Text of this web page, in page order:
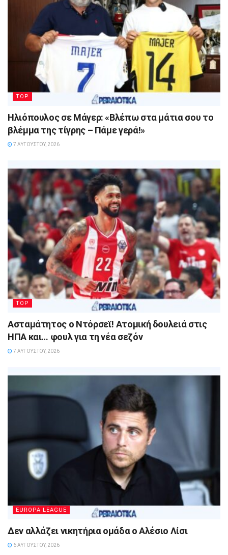
TOP
Ηλιόπουλος σε Μάγερ: «Βλέπω στα μάτια σου το
βλέμμα της τίγρης – Πάμε γερά!»
7 ΑΥΓΟΎΣΤΟΥ, 2026
TOP
Ασταμάτητος ο Ντόρσεϊ! Ατομική δουλειά στις
ΗΠΑ και… φουλ για τη νέα σεζόν
7 ΑΥΓΟΎΣΤΟΥ, 2026
EUROPA LEAGUE
Δεν αλλάζει νικητήρια ομάδα ο Αλέσιο Λίσι
6 ΑΥΓΟΎΣΤΟΥ, 2026